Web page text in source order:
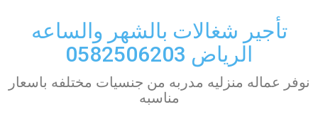
contentتأجير شغالات بالشهر والساعه
الرياض 0582506203
نوفر عماله منزليه مدربه من جنسيات مختلفه باسعار
مناسبه